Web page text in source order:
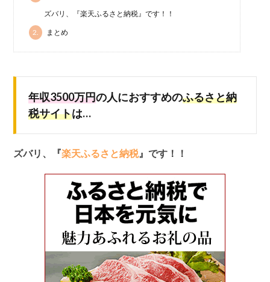
ズバリ、『楽天ふるさと納税』です！！
2. まとめ
年収3500万円の人におすすめのふるさと納
税サイトは…
ズバリ、『楽天ふるさと納税 』です！！